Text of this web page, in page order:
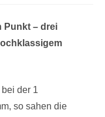
Punkt – drei
der 1
so sahen die